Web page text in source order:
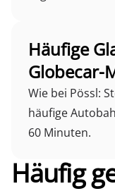
Häufige
Globecar-
Wie bei Pössl:
häufige
60 Minuten.
Häufig